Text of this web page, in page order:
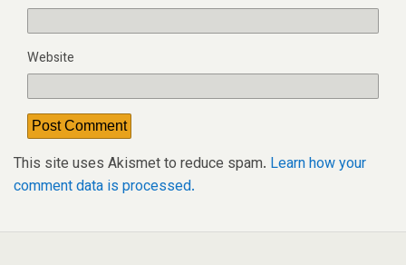
Website
This site uses Akismet to reduce spam. Learn how your
comment data is processed.